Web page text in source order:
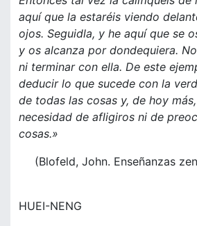
aquí que la estaréis viendo
ojos. Seguidla, y he aquí que se
y os alcanza por dondequiera.
ni terminar con ella. De este
deducir lo que sucede con la
de todas las cosas y, de hoy
necesidad de afligiros ni de
cosas.»
(Blofeld, John. Enseñanzas
HUEI-NENG